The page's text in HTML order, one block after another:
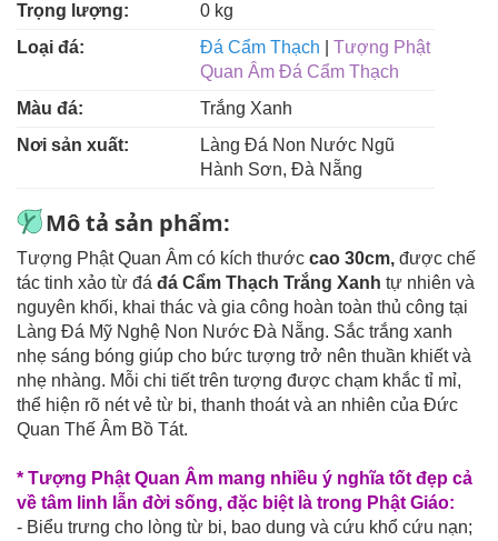
Trọng lượng:
0 kg
Loại đá:
Đá Cẩm Thạch
Tượng Phật
Quan Âm Đá Cẩm Thạch
Màu đá:
Trắng Xanh
Nơi sản xuất:
Làng Đá Non Nước Ngũ
Hành Sơn, Đà Nẵng
Mô tả sản phẩm:
Tượng Phật Quan Âm có kích thước cao 30cm, được chế
tác tinh xảo từ đá đá Cẩm Thạch Trắng Xanh tự nhiên và
nguyên khối, khai thác và gia công hoàn toàn thủ công tại
Làng Đá Mỹ Nghệ Non Nước Đà Nẵng. Sắc trắng xanh
nhẹ sáng bóng giúp cho bức tượng trở nên thuần khiết và
nhẹ nhàng. Mỗi chi tiết trên tượng được chạm khắc tỉ mỉ,
thể hiện rõ nét vẻ từ bi, thanh thoát và an nhiên của Đức
Quan Thế Âm Bồ Tát.
* Tượng Phật Quan Âm mang nhiều ý nghĩa tốt đẹp cả
về tâm linh lẫn đời sống, đặc biệt là trong Phật Giáo:
- Biểu trưng cho lòng từ bi, bao dung và cứu khổ cứu nạn;